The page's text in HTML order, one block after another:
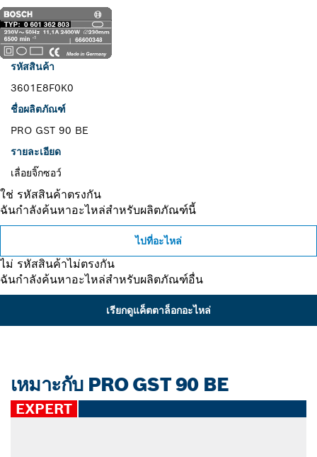
รหัสสินค้า
3601E8F0K0
ชื่อผลิตภัณฑ์
PRO GST 90 BE
รายละเอียด
เลื่อยจิ๊กซอว์
ใช่ รหัสสินค้าตรงกัน
ฉันกำลังค้นหาอะไหล่สำหรับผลิตภัณฑ์นี้
ไปที่อะไหล่
ไม่ รหัสสินค้าไม่ตรงกัน
ฉันกำลังค้นหาอะไหล่สำหรับผลิตภัณฑ์อื่น
เรียกดูแค็ตตาล็อกอะไหล่
เหมาะกับ PRO GST 90 BE
EXPERT